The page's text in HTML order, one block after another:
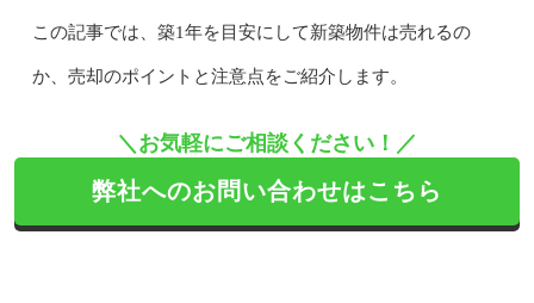
この記事では、築1年を目安にして新築物件は売れるの
か、売却のポイントと注意点をご紹介します。
＼お気軽にご相談ください！／
弊社へのお問い合わせはこちら